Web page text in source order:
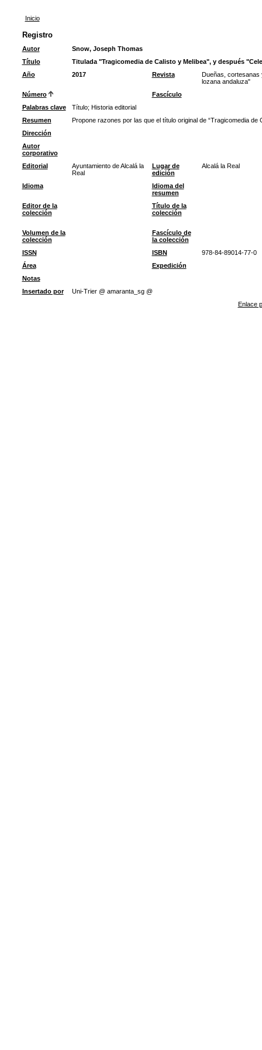
Inicio
Registro
Autor
Snow, Joseph Thomas
Título
Titulada "Tragicomedia de Calisto y Melibea", y después
Año
2017 Revista
Dueñas, cortesanas
lozana andaluza"
Número
Fascículo
Palabras clave
Título; Historia editorial
Resumen
Propone razones por las que el título original de “Tragicomedia de
Dirección
Autor
corporativo
Editorial
Ayuntamiento de Alcalá la
Real
Lugar de
edición
Alcalá la Real
Idioma
Idioma del
resumen
Editor de la
colección
Título de la
colección
Volumen de la
colección
Fascículo de
la colección
ISSN
ISBN
978-84-89014-77-0
Área
Expedición
Notas
Insertado por
Uni-Trier @ amaranta_sg @
Enlace